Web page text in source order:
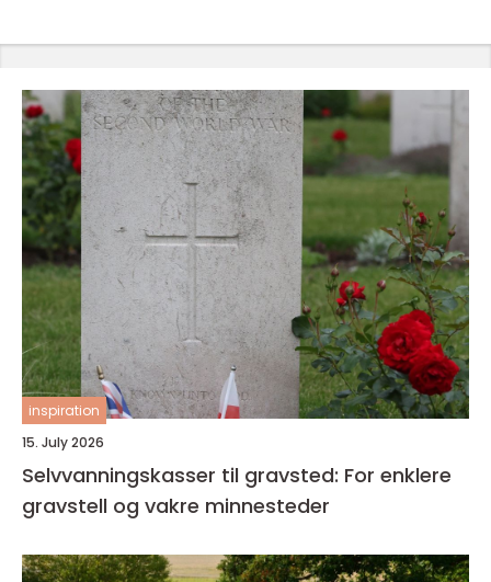
inspiration
15. July 2026
Selvvanningskasser til gravsted: For enklere
gravstell og vakre minnesteder